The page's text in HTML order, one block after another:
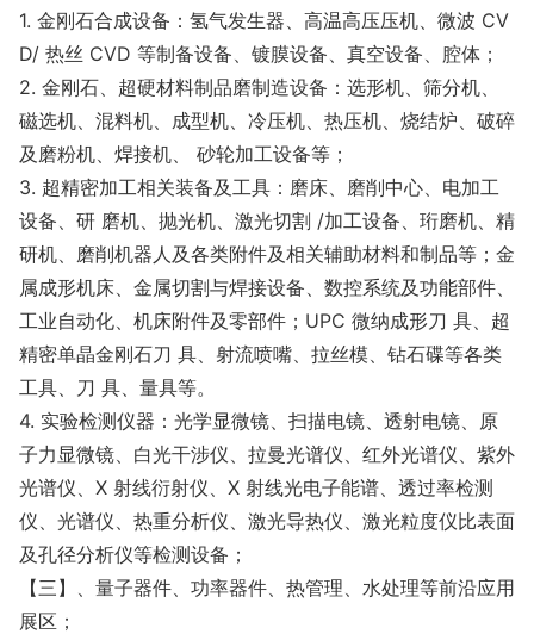
1. 金刚石合成设备：氢气发生器、高温高压压机、微波 CV
D/ 热丝 CVD 等制备设备、镀膜设备、真空设备、腔体；
2. 金刚石、超硬材料制品磨制造设备：选形机、筛分机、
磁选机、混料机、成型机、冷压机、热压机、烧结炉、破碎
及磨粉机、焊接机、 砂轮加工设备等；
3. 超精密加工相关装备及工具：磨床、磨削中心、电加工
设备、研 磨机、抛光机、激光切割 /加工设备、珩磨机、精
研机、磨削机器人及各类附件及相关辅助材料和制品等；金
属成形机床、金属切割与焊接设备、数控系统及功能部件、
工业自动化、机床附件及零部件；UPC 微纳成形刀 具、超
精密单晶金刚石刀 具、射流喷嘴、拉丝模、钻石碟等各类
工具、刀 具、量具等。
4. 实验检测仪器：光学显微镜、扫描电镜、透射电镜、原
子力显微镜、白光干涉仪、拉曼光谱仪、红外光谱仪、紫外
光谱仪、X 射线衍射仪、X 射线光电子能谱、透过率检测
仪、光谱仪、热重分析仪、激光导热仪、激光粒度仪比表面
及孔径分析仪等检测设备；
【三】、量子器件、功率器件、热管理、水处理等前沿应用
展区；